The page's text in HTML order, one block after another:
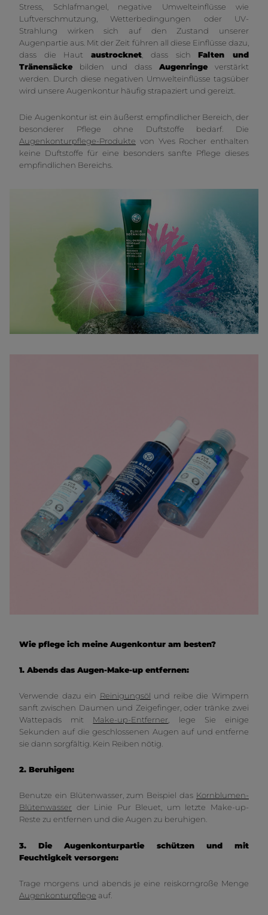
Stress, Schlafmangel, negative Umwelteinflüsse wie
Luftverschmutzung, Wetterbedingungen oder UV-
Strahlung wirken sich auf den Zustand unserer
Augenpartie aus. Mit der Zeit führen all diese Einflüsse dazu,
dass die Hautaustrocknet, dass sichFalten und
Tränensäckebilden und dass Augenringeverstärkt
werden. Durch diese negativen Umwelteinflüsse tagsüber
wird unsere Augenkontur häufig strapaziert und gereizt.
Die Augenkontur ist ein äußerst empfindlicher Bereich, der
besonderer Pflege ohne Duftstoffe bedarf. Die
Augenkonturpflege-Produkte von Yves Rocher enthalten
keine Duftstoffe für eine besonders sanfte Pflege dieses
empfindlichen Bereichs.
Wie pflege ich meine Augenkontur am besten?
1. Abends das Augen-Make-up entfernen:
Verwende dazu ein Reinigungsöl und reibe die Wimpern
sanft zwischen Daumen und Zeigefinger, oder tränke zwei
Wattepads mit Make-up-Entferner , lege Sie einige
Sekunden auf die geschlossenen Augen auf und entferne
sie dann sorgfältig. Kein Reiben nötig.
2. Beruhigen:
Benutze ein Blütenwasser, zum Beispiel das Kornblumen-
Blütenwasser der Linie Pur Bleuet, um letzte Make-up-
Reste zu entfernen und die Augen zu beruhigen.
3. Die Augenkonturpartie schützen und mit
Feuchtigkeit versorgen:
Trage morgens und abends je eine reiskorngroße Menge
Augenkonturpflege auf.